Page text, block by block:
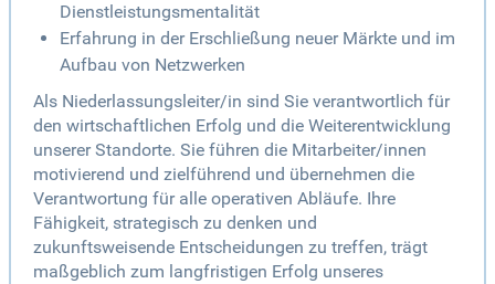
Dienstleistungsmentalität
Erfahrung in der Erschließung neuer Märkte und im
Aufbau von Netzwerken
Als Niederlassungsleiter/in sind Sie verantwortlich für
den wirtschaftlichen Erfolg und die Weiterentwicklung
unserer Standorte. Sie führen die Mitarbeiter/innen
motivierend und zielführend und übernehmen die
Verantwortung für alle operativen Abläufe. Ihre
Fähigkeit, strategisch zu denken und
zukunftsweisende Entscheidungen zu treffen, trägt
maßgeblich zum langfristigen Erfolg unseres